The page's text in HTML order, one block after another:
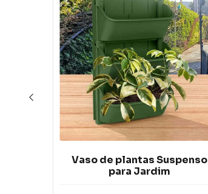
Vaso de plantas Suspenso
para Jardim